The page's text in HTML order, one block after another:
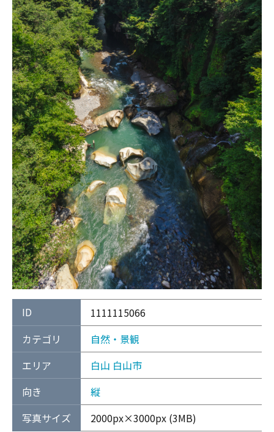
ID
1111115066
カテゴリ
自然・景観
エリア
白山 白山市
向き
縦
写真サイズ
2000px×3000px (3MB)